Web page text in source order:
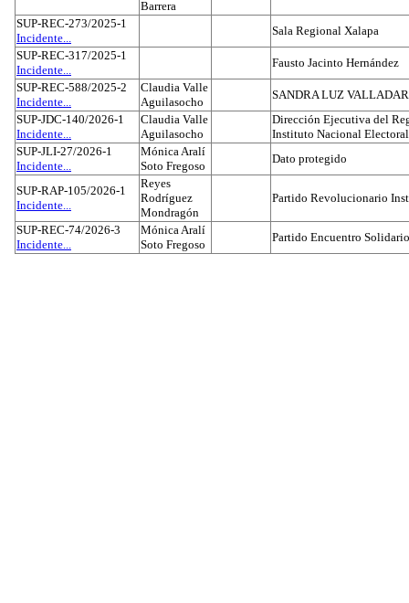
Barrera
SUP-REC-273/2025-1
Incidente...
Sala Regional Xalapa
SUP-REC-317/2025-1
Incidente...
Fausto Jacinto Hernández
SUP-REC-588/2025-2
Incidente...
Claudia Valle
Aguilasocho
SANDRA LUZ
SUP-JDC-140/2026-1
Incidente...
Claudia Valle
Aguilasocho
Dirección Ejecutiva del
Instituto Nacional Electoral
SUP-JLI-27/2026-1
Incidente...
Mónica Aralí
Soto Fregoso
Dato protegido
SUP-RAP-105/2026-1
Incidente...
Reyes
Rodríguez
Mondragón
Partido Revolucionario
SUP-REC-74/2026-3
Incidente...
Mónica Aralí
Soto Fregoso
Partido Encuentro